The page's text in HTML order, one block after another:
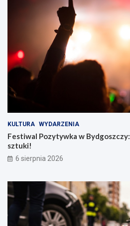
KULTURA WYDARZENIA
Festiwal Pozytywka w
sztuki!
6 sierpnia 2026